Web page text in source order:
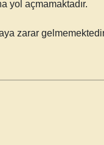
yol açmamaktadır.
zarar